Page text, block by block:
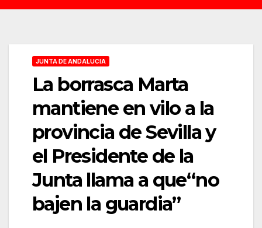
JUNTA DE ANDALUCIA
La borrasca Marta
mantiene en vilo a la
provincia de Sevilla y
el Presidente de la
Junta llama a que“no
bajen la guardia”